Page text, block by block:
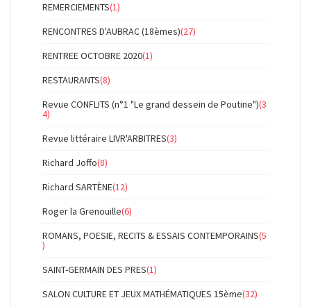
REMERCIEMENTS(1)
RENCONTRES D'AUBRAC (18èmes)(27)
RENTREE OCTOBRE 2020(1)
RESTAURANTS(8)
Revue CONFLITS (n°1 "Le grand dessein de Poutine")(3
4)
Revue littéraire LIVR'ARBITRES(3)
Richard Joffo(8)
Richard SARTÈNE(12)
Roger la Grenouille(6)
ROMANS, POESIE, RECITS & ESSAIS CONTEMPORAINS(5
)
SAINT-GERMAIN DES PRES(1)
SALON CULTURE ET JEUX MATHÉMATIQUES 15ème(32)